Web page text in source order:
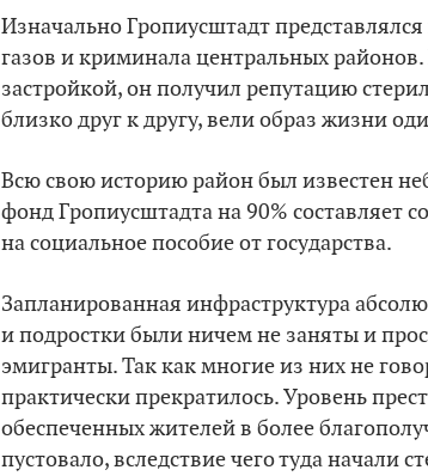
Изначально Гропиусштадт
газов и криминала центральных
застройкой, он получил репутацию
близко друг к другу, вели образ жизни
Всю свою историю район был известен
фонд Гропиусштадта на 90% составляет
на социальное пособие от государства.
Запланированная инфраструктура
и подростки были ничем не заняты и
эмигранты. Так как многие из них не
практически прекратилось. Уровень
обеспеченных жителей в более
пустовало, вследствие чего туда начали